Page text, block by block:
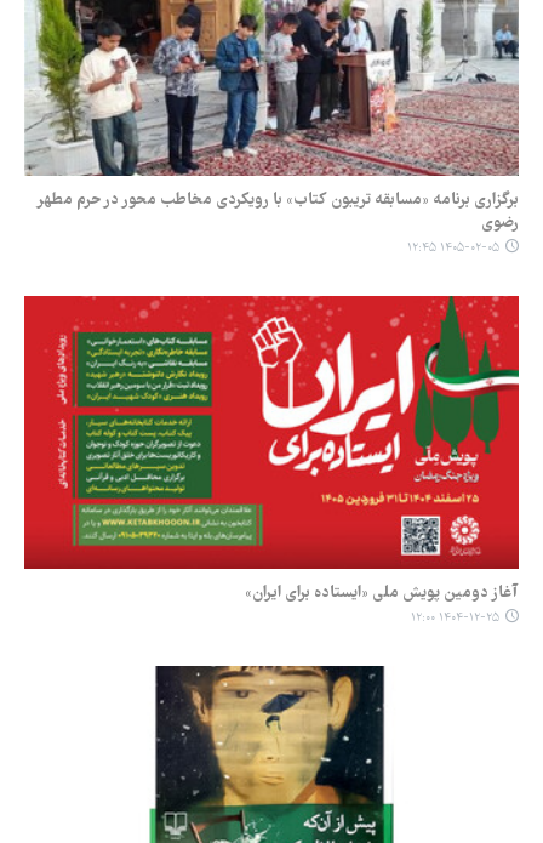
برگزاری برنامه «مسابقه تریبون کتاب» با رویکردی مخاطب محور در حرم مطهر
رضوی
۱۴۰۵-۰۲-۰۵ ۱۲:۴۵
آغاز دومین پویش ملی «ایستاده برای ایران»
۱۴۰۴-۱۲-۲۵ ۱۲:۰۰